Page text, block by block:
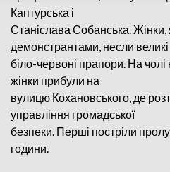
Каптурська і
Станіслава Собанська. Жінки,
демонстрантами, несли великі
біло-червоні прапори. На
жінки прибули на
вулицю Кохановського, де
управління громадської
безпеки. Перші постріли
години.